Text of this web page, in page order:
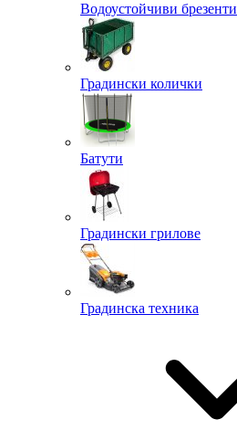
Водоустойчиви брезенти
Градински колички
Батути
Градински грилове
Градинска техника